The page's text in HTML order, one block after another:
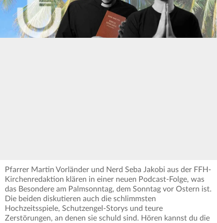
Pfarrer Martin Vorländer und Nerd Seba Jakobi aus der FFH-
Kirchenredaktion klären in einer neuen Podcast-Folge, was
das Besondere am Palmsonntag, dem Sonntag vor Ostern ist.
Die beiden diskutieren auch die schlimmsten
Hochzeitsspiele, Schutzengel-Storys und teure
Zerstörungen, an denen sie schuld sind. Hören kannst du die